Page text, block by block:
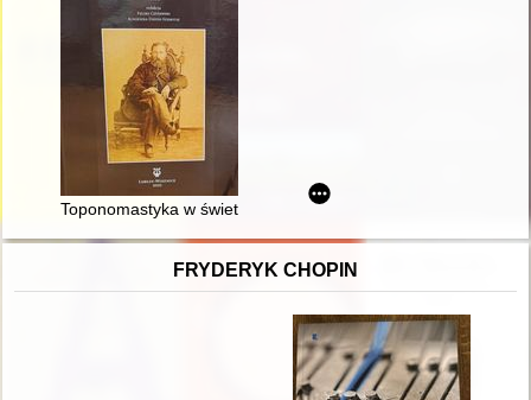
Toponomastyka w świetle "Silva rerum : wspomnienia i
FRYDERYK CHOPIN